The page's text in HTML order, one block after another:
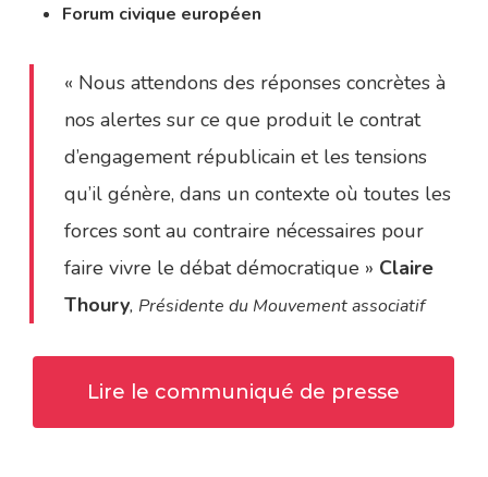
Forum civique européen
« Nous attendons des réponses concrètes à
nos alertes sur ce que produit le contrat
d’engagement républicain et les tensions
qu’il génère, dans un contexte où toutes les
forces sont au contraire nécessaires pour
faire vivre le débat démocratique » Claire
Thoury, Présidente du Mouvement associatif
Lire le communiqué de presse